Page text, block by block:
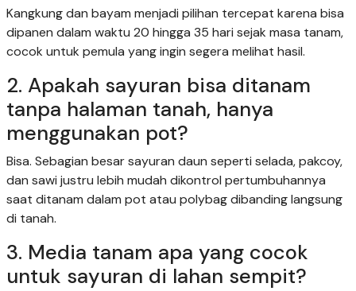
Kangkung dan bayam menjadi pilihan tercepat karena bisa
dipanen dalam waktu 20 hingga 35 hari sejak masa tanam,
cocok untuk pemula yang ingin segera melihat hasil.
2. Apakah sayuran bisa ditanam
tanpa halaman tanah, hanya
menggunakan pot?
Bisa. Sebagian besar sayuran daun seperti selada, pakcoy,
dan sawi justru lebih mudah dikontrol pertumbuhannya
saat ditanam dalam pot atau polybag dibanding langsung
di tanah.
3. Media tanam apa yang cocok
untuk sayuran di lahan sempit?